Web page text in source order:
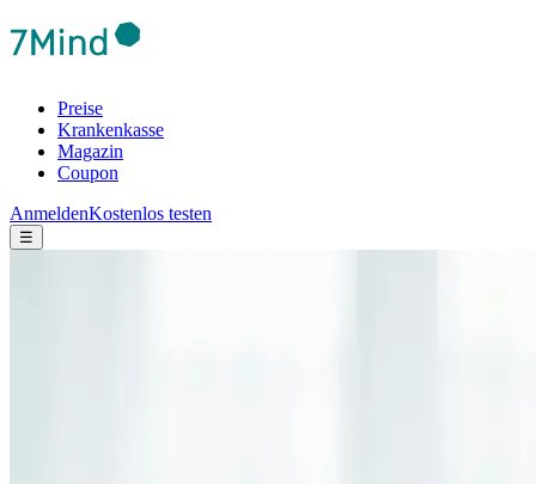
Preise
Krankenkasse
Magazin
Coupon
AnmeldenKostenlos testen
☰